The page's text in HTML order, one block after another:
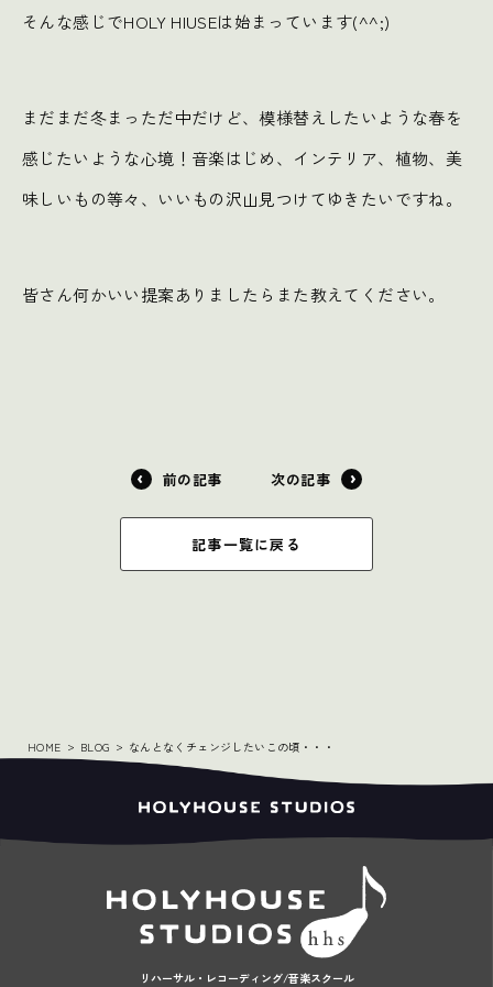
そんな感じでHOLY HIUSEは始まっています(^^;)
まだまだ冬まっただ中だけど、模様替えしたいような春を
感じたいような心境！音楽はじめ、インテリア、植物、美
味しいもの等々、いいもの沢山見つけてゆきたいですね。
皆さん何かいい提案ありましたらまた教えてください。
前の記事
記事一覧に戻る
次の記事
HOME BLOG なんとなくチェンジしたいこの頃・・・
リハーサル・レコーディング/音楽スクール